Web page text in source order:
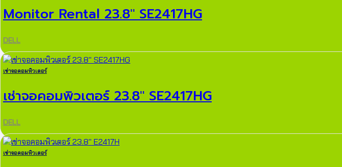
Monitor Rental 23.8″ SE2417HG
DELL
เช่าจอคอมพิวเตอร์
เช่าจอคอมพิวเตอร์ 23.8″ SE2417HG
DELL
เช่าจอคอมพิวเตอร์